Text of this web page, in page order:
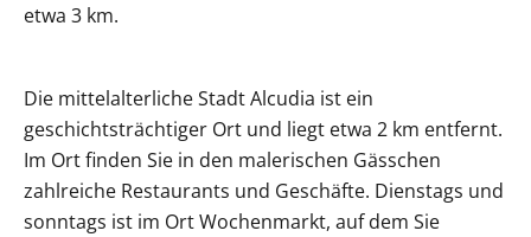
etwa 3 km.
Die mittelalterliche Stadt Alcudia ist ein
geschichtsträchtiger Ort und liegt etwa 2 km entfernt.
Im Ort finden Sie in den malerischen Gässchen
zahlreiche Restaurants und Geschäfte. Dienstags und
sonntags ist im Ort Wochenmarkt, auf dem Sie